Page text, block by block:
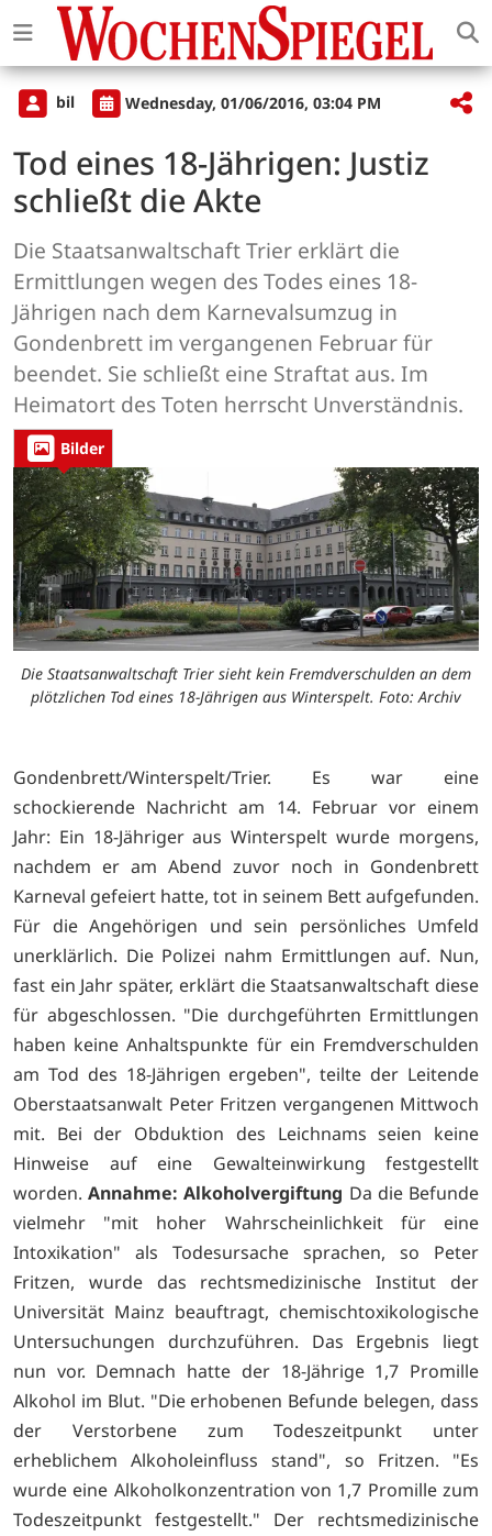
bil Wednesday, 01/06/2016, 03:04 PM
Tod eines 18-Jährigen: Justiz
schließt die Akte
Die Staatsanwaltschaft Trier erklärt die
Ermittlungen wegen des Todes eines 18-
Jährigen nach dem Karnevalsumzug in
Gondenbrett im vergangenen Februar für
beendet. Sie schließt eine Straftat aus. Im
Heimatort des Toten herrscht Unverständnis.
Bilder
Die Staatsanwaltschaft Trier sieht kein Fremdverschulden an dem
plötzlichen Tod eines 18-Jährigen aus Winterspelt. Foto: Archiv
Gondenbrett/Winterspelt/Trier. Es war eine
schockierende Nachricht am 14. Februar vor einem
Jahr: Ein 18-Jähriger aus Winterspelt wurde morgens,
nachdem er am Abend zuvor noch in Gondenbrett
Karneval gefeiert hatte, tot in seinem Bett aufgefunden.
Für die Angehörigen und sein persönliches Umfeld
unerklärlich. Die Polizei nahm Ermittlungen auf. Nun,
fast ein Jahr später, erklärt die Staatsanwaltschaft diese
für abgeschlossen. "Die durchgeführten Ermittlungen
haben keine Anhaltspunkte für ein Fremdverschulden
am Tod des 18-Jährigen ergeben", teilte der Leitende
Oberstaatsanwalt Peter Fritzen vergangenen Mittwoch
mit. Bei der Obduktion des Leichnams seien keine
Hinweise auf eine Gewalteinwirkung festgestellt
worden.Annahme: Alkoholvergiftung Da die Befunde
vielmehr "mit hoher Wahrscheinlichkeit für eine
Intoxikation" als Todesursache sprachen, so Peter
Fritzen, wurde das rechtsmedizinische Institut der
Universität Mainz beauftragt, chemischtoxikologische
Untersuchungen durchzuführen. Das Ergebnis liegt
nun vor. Demnach hatte der 18-Jährige 1,7 Promille
Alkohol im Blut. "Die erhobenen Befunde belegen, dass
der Verstorbene zum Todeszeitpunkt unter
erheblichem Alkoholeinfluss stand", so Fritzen. "Es
wurde eine Alkoholkonzentration von 1,7 Promille zum
Todeszeitpunkt festgestellt." Der rechtsmedizinische